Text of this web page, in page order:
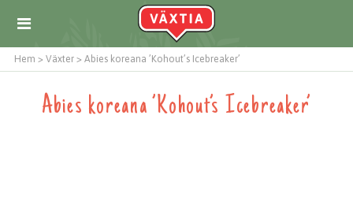
Hem > Växter > Abies koreana ’Kohout’s Icebreaker’
Abies koreana ’Kohout’s Icebreaker’